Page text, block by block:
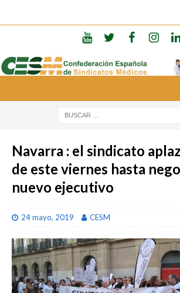
Navarra : el sindicato
de este viernes hasta
nuevo ejecutivo
24 mayo, 2019 CESM